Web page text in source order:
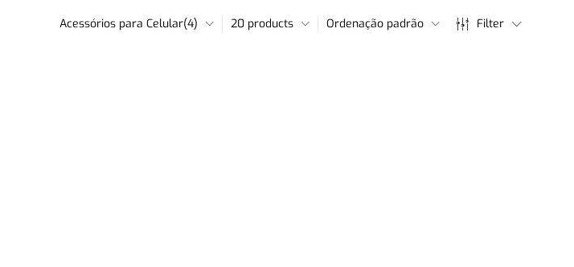
Filter
Ordenação padrão
20 products
Acessórios para Celular(4)